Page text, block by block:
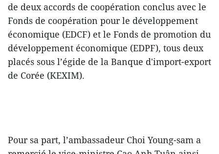
de deux accords de coopération conclus avec le
Fonds de coopération pour le développement
économique (EDCF) et le Fonds de promotion du
développement économique (EDPF), tous deux
placés sous l’égide de la Banque d'import-export
de Corée (KEXIM).
Pour sa part, l’ambassadeur Choi Young-sam a